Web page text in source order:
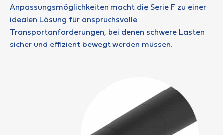
Anpassungsmöglichkeiten macht die Serie F zu einer
idealen Lösung für anspruchsvolle
Transportanforderungen, bei denen schwere Lasten
sicher und effizient bewegt werden müssen.